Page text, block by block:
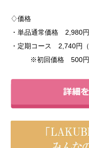
♢価格
・単品通常価格 2,980円
・定期コース 2,740円（
※初回価格 500円